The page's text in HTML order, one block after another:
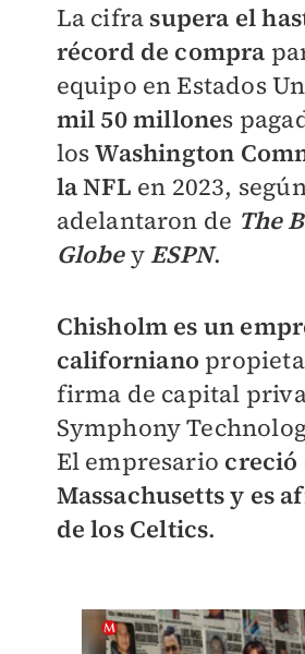
La cifra supera el
récord de compra
equipo en Estados
mil 50 millones
losWashington
la NFL en 2023,
adelantaron de The
Globey ESPN.
Chisholm es un
californiano
firma de capital
Symphony
El empresario creció
Massachusetts y es
de los Celtics.